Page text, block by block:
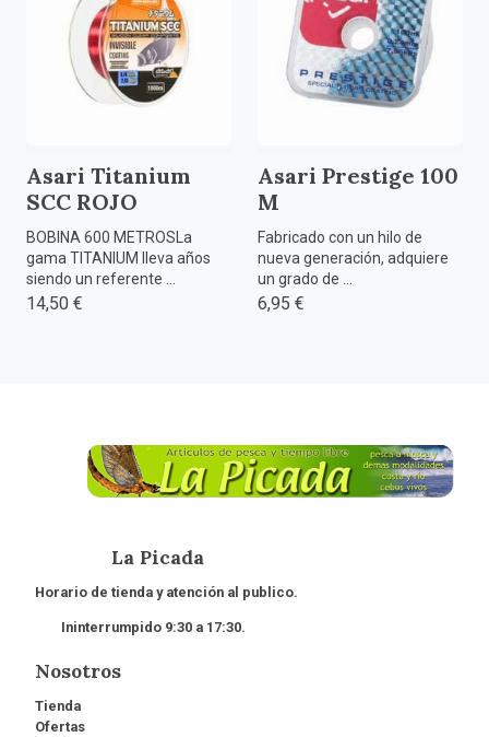
Asari Titanium
SCC ROJO
BOBINA 600 METROSLa
gama TITANIUM lleva años
siendo un referente ...
14,50 €
Asari Prestige 100
M
Fabricado con un hilo de
nueva generación, adquiere
un grado de ...
6,95 €
La Picada
Horario de tienda y atención al publico.
Ininterrumpido 9:30 a 17:30.
Nosotros
Tienda
Ofertas